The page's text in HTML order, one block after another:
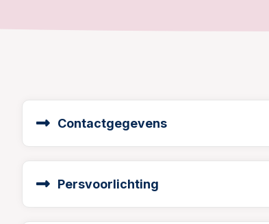
Contactgegevens
Persvoorlichting